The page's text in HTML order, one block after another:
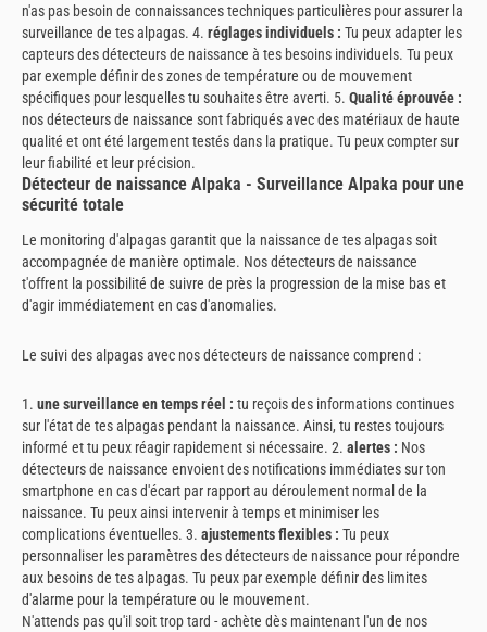
n'as pas besoin de connaissances techniques particulières pour assurer la
surveillance de tes alpagas. 4. réglages individuels : Tu peux adapter les
capteurs des détecteurs de naissance à tes besoins individuels. Tu peux
par exemple définir des zones de température ou de mouvement
spécifiques pour lesquelles tu souhaites être averti. 5. Qualité éprouvée :
nos détecteurs de naissance sont fabriqués avec des matériaux de haute
qualité et ont été largement testés dans la pratique. Tu peux compter sur
leur fiabilité et leur précision.
Détecteur de naissance Alpaka - Surveillance Alpaka pour une
sécurité totale
Le monitoring d'alpagas garantit que la naissance de tes alpagas soit
accompagnée de manière optimale. Nos détecteurs de naissance
t'offrent la possibilité de suivre de près la progression de la mise bas et
d'agir immédiatement en cas d'anomalies.
Le suivi des alpagas avec nos détecteurs de naissance comprend :
1. une surveillance en temps réel : tu reçois des informations continues
sur l'état de tes alpagas pendant la naissance. Ainsi, tu restes toujours
informé et tu peux réagir rapidement si nécessaire. 2. alertes : Nos
détecteurs de naissance envoient des notifications immédiates sur ton
smartphone en cas d'écart par rapport au déroulement normal de la
naissance. Tu peux ainsi intervenir à temps et minimiser les
complications éventuelles. 3. ajustements flexibles : Tu peux
personnaliser les paramètres des détecteurs de naissance pour répondre
aux besoins de tes alpagas. Tu peux par exemple définir des limites
d'alarme pour la température ou le mouvement.
N'attends pas qu'il soit trop tard - achète dès maintenant l'un de nos